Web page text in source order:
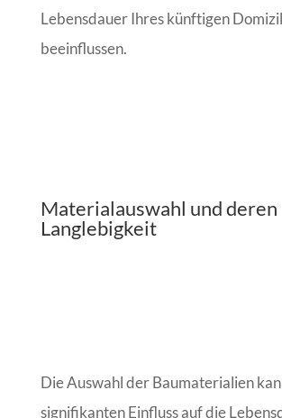
Lebensdauer Ihres künftigen
beeinflussen.
Materialauswahl und deren
Langlebigkeit
Die Auswahl der Baumaterialien
signifikanten Einfluss auf die